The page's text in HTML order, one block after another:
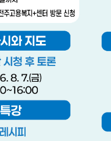
여성새일센터
전체
안내
비즈니스지원단 전주고